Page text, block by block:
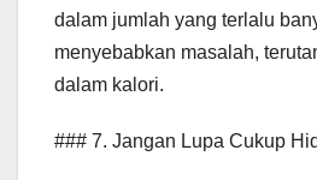
dalam jumlah yang terlalu
menyebabkan masalah,
dalam kalori.
### 7. Jangan Lupa Cukup